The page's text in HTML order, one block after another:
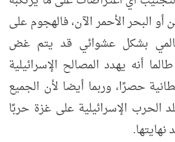
أو البحر الأحمر الآن، فالهجوم على
بشكل عشوائي قد يتم غض
أنه يهدد المصالح الإسرائيلية
حصرًا، وربما أيضا لأن الجميع
الإسرائيلية على غزة حربًا